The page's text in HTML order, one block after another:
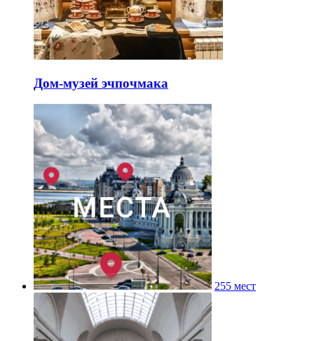
Дом-музей эчпочмака
255 мест